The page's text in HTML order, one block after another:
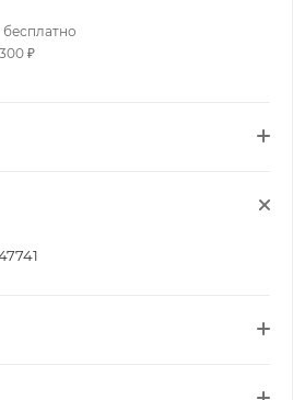
₽